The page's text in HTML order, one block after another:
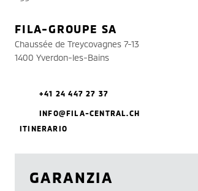
FILA-GROUPE SA
Chaussée de Treycovagnes 7-13
1400 Yverdon-les-Bains
+41 24 447 27 37
INFO@FILA-CENTRAL.CH
ITINERARIO
GARANZIA